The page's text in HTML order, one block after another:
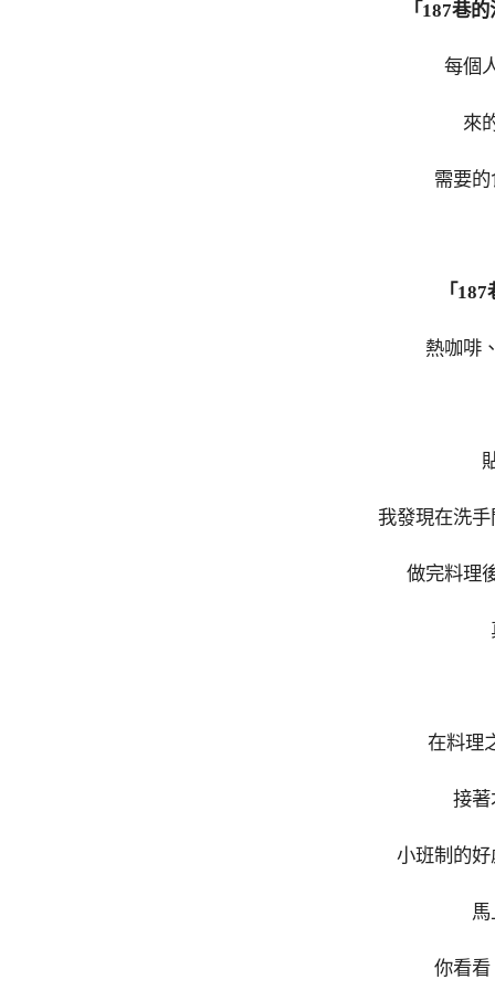
「187巷
每個
來
需要的
「
熱咖啡
我發現在洗手
做完料理
在料理
接著
小班制的好
馬
你看看